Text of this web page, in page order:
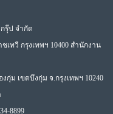
รุ๊ป จำกัด
ทวี กรุงเทพฯ 10400 สำนักงาน
กุ่ม เขตบึงกุ่ม จ.กรุงเทพฯ 10240
8899